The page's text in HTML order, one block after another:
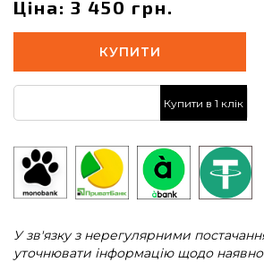
Ціна: 3 450 грн.
КУПИТИ
Купити в 1 клік
У зв'язку з нерегулярними
уточнювати інформацію щодо